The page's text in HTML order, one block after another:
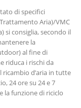
di specifici
Aria)/VMC
si consiglia, secondo il
la
al fine di
riduca i rischi da
ricambio d’aria in tutte
24 ore su 24 e 7
la funzione di riciclo